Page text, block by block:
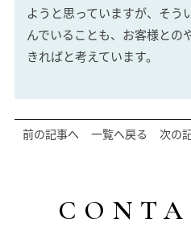
ようと思っていますが、そう
んでいることも、お客様との
きればと考えています。
前の記事へ 一覧へ戻る 次の